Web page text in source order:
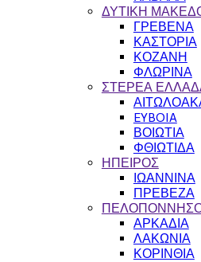
ΔΥΤΙΚΗ
ΓΡΕΒΕΝΑ
ΚΑΣΤΟΡΙΑ
ΚΟΖΑΝΗ
ΦΛΩΡΙΝΑ
ΣΤΕΡΕΑ
EYBOIA
ΒΟΙΩΤΙΑ
ΦΘΙΩΤΙΔΑ
ΗΠΕΙΡΟΣ
ΙΩΑΝΝΙΝΑ
ΠΡΕΒΕΖΑ
ΑΡΚΑΔΙΑ
ΛΑΚΩΝΙΑ
ΚΟΡΙΝΘΙΑ